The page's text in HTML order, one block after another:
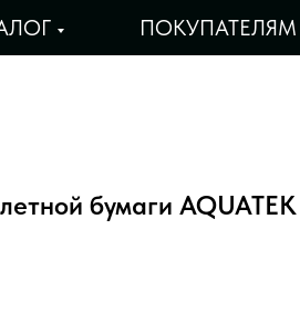
ПОКУПАТЕЛЯМ
бумаги